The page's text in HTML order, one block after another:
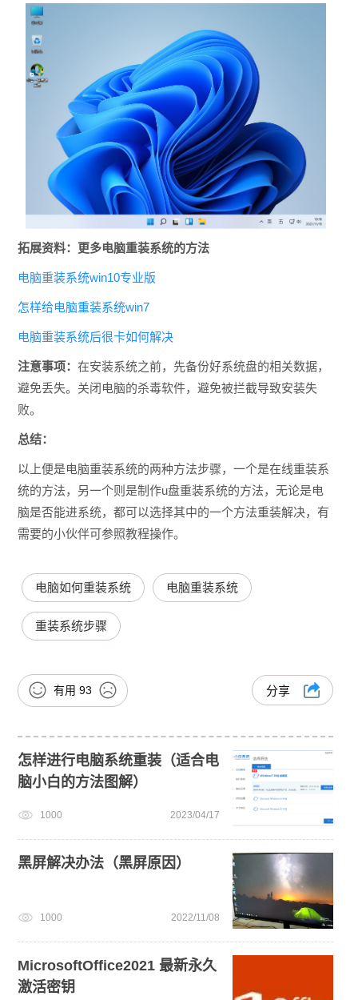
拓展资料：更多电脑重装系统的方法
电脑重装系统win10专业版
怎样给电脑重装系统win7
电脑重装系统后很卡如何解决
注意事项： 在安装系统之前，先备份好系统盘的相关数据，
避免丢失。关闭电脑的杀毒软件，避免被拦截导致安装失
败。
总结：
以上便是电脑重装系统的两种方法步骤，一个是在线重装系
统的方法，另一个则是制作u盘重装系统的方法，无论是电
脑是否能进系统，都可以选择其中的一个方法重装解决，有
需要的小伙伴可参照教程操作。
电脑如何重装系统 电脑重装系统
重装系统步骤
有用 93 分享
怎样进行电脑系统重装（适合电
脑小白的方法图解）
1000 2023/04/17
黑屏解决办法（黑屏原因）
1000 2022/11/08
MicrosoftOffice2021 最新永久
激活密钥